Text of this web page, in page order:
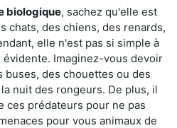
biologique, sachez qu'elle est
chats, des chiens, des renards,
elle n'est pas si simple à
Imaginez-vous devoir
des chouettes ou des
nuit des rongeurs. De plus, il
ces prédateurs pour ne pas
pour vous animaux de